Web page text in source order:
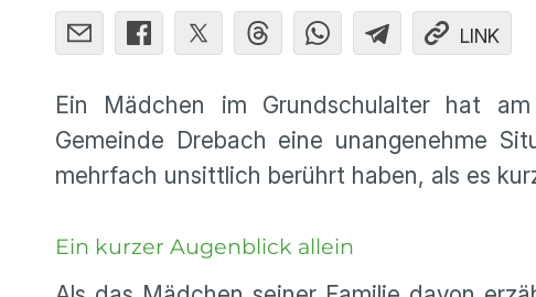
LINK
Ein Mädchen im Grundschulalter hat
Gemeinde Drebach eine unangenehme
mehrfach unsittlich berührt haben, als es
Ein kurzer Augenblick allein